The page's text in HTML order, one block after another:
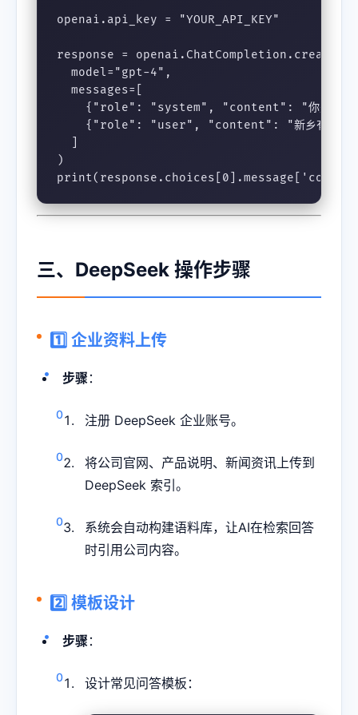
openai.api_key = "YOUR_API_KEY"
response = openai.ChatCompletion.create(
model="gpt-4",
messages=[
{"role": "system", "content": "你是一位企业咨
{"role": "user", "content": "新乡有哪些网
)
三、DeepSeek 操作步骤
1️⃣ 企业资料上传
步骤 ：
注册 DeepSeek 企业账号。
将公司官网、产品说明、新闻资讯上传到
DeepSeek 索引。
系统会自动构建语料库，让AI在检索回答
时引用公司内容。
2️⃣ 模板设计
步骤 ：
设计常见问答模板：